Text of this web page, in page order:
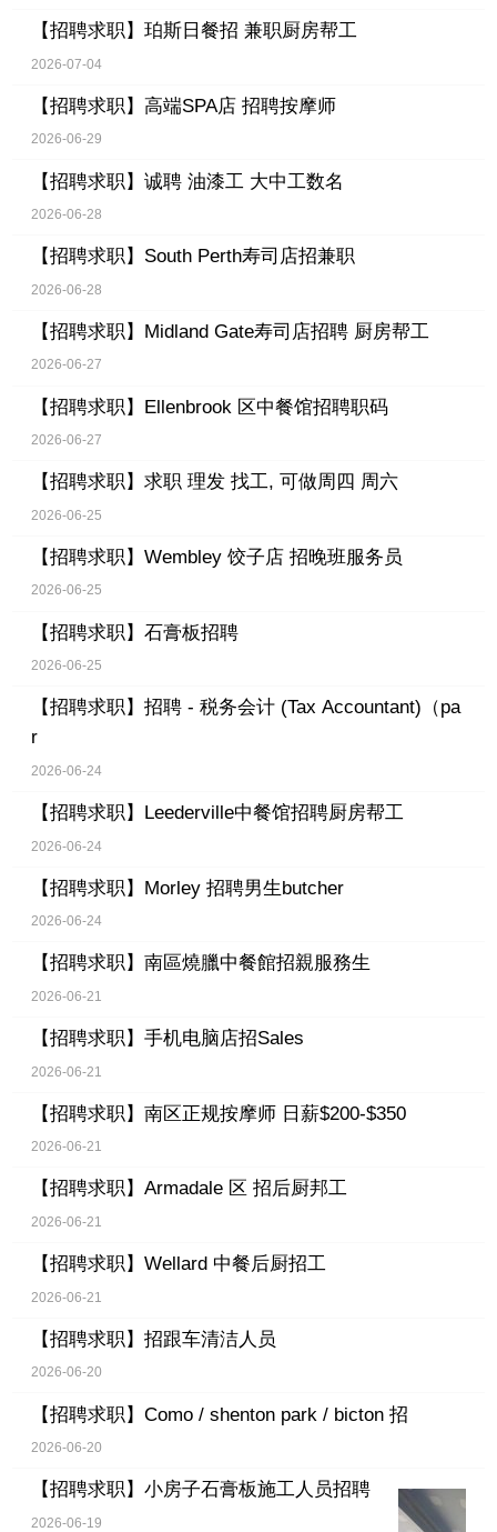
【招聘求职】 珀斯日餐招 兼职厨房帮工
2026-07-04
【招聘求职】 高端SPA店 招聘按摩师
2026-06-29
【招聘求职】 诚聘 油漆工 大中工数名
2026-06-28
【招聘求职】 South Perth寿司店招兼职
2026-06-28
【招聘求职】 Midland Gate寿司店招聘 厨房帮工
2026-06-27
【招聘求职】 Ellenbrook 区中餐馆招聘职码
2026-06-27
【招聘求职】 求职 理发 找工, 可做周四 周六
2026-06-25
【招聘求职】 Wembley 饺子店 招晚班服务员
2026-06-25
【招聘求职】 石膏板招聘
2026-06-25
【招聘求职】 招聘 - 税务会计 (Tax Accountant)（pa
r
2026-06-24
【招聘求职】 Leederville中餐馆招聘厨房帮工
2026-06-24
【招聘求职】 Morley 招聘男生butcher
2026-06-24
【招聘求职】 南區燒臘中餐館招親服務生
2026-06-21
【招聘求职】 手机电脑店招Sales
2026-06-21
【招聘求职】 南区正规按摩师 日薪$200-$350
2026-06-21
【招聘求职】 Armadale 区 招后厨邦工
2026-06-21
【招聘求职】 Wellard 中餐后厨招工
2026-06-21
【招聘求职】 招跟车清洁人员
2026-06-20
【招聘求职】 Como / shenton park / bicton 招
2026-06-20
【招聘求职】 小房子石膏板施工人员招聘
2026-06-19